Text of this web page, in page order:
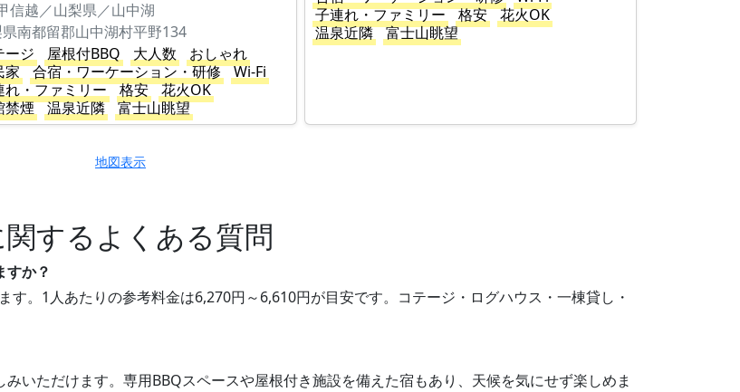
信越／山梨県／山中湖
南都留郡山中湖村平野134
ージ
屋根付BBQ 大人数
おしゃれ
家
合宿・ワーケーション・研修
Wi-Fi
れ・ファミリー
格安
花火OK
禁煙
温泉近隣 富士山眺望
子連れ・ファミリー
格安
花火OK
温泉近隣
富士山眺望
地図表示
するよくある質問
すか？
。1人あたりの参考料金は6,270円～6,610円が目安です。コテージ・ログハウス・一棟貸し・
いただけます。専用BBQスペースや屋根付き施設を備えた宿もあり、天候を気にせず楽しめま